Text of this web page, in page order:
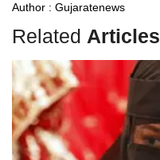
Author : Gujaratenews
Related Articles